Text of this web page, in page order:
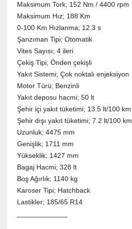
Maksimum Tork; 152 Nm / 4400 rpm
Maksimum Hız; 188 Km
0-100 Km Hızlanma; 12.3 s
Şanzıman Tipi; Otomatik
Vites Sayısı; 4 ileri
Çekiş Tipi; Önden çekişli
Yakıt Sistemi; Çok noktalı enjeksiyon
Motor Türü; Benzinli
Yakıt deposu hacmi; 50 lt
Şehir içi yakıt tüketimi; 13.5 lt/100 km
Şehir dışı yakıt tüketimi; 7.2 lt/100 km
Uzunluk; 4475 mm
Genişlik; 1711 mm
Yükseklik; 1427 mm
Bagaj Hacmi; 328 lt
Boş Ağırlık; 1140 kg
Karoser Tipi; Hatchback
Lastikler; 185/65 R14